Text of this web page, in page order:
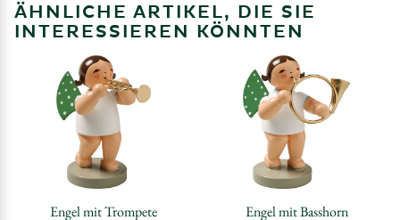
ÄHNLICHE ARTIKEL, DIE SIE
INTERESSIEREN KÖNNTEN
Engel mit Trompete Engel mit Basshorn